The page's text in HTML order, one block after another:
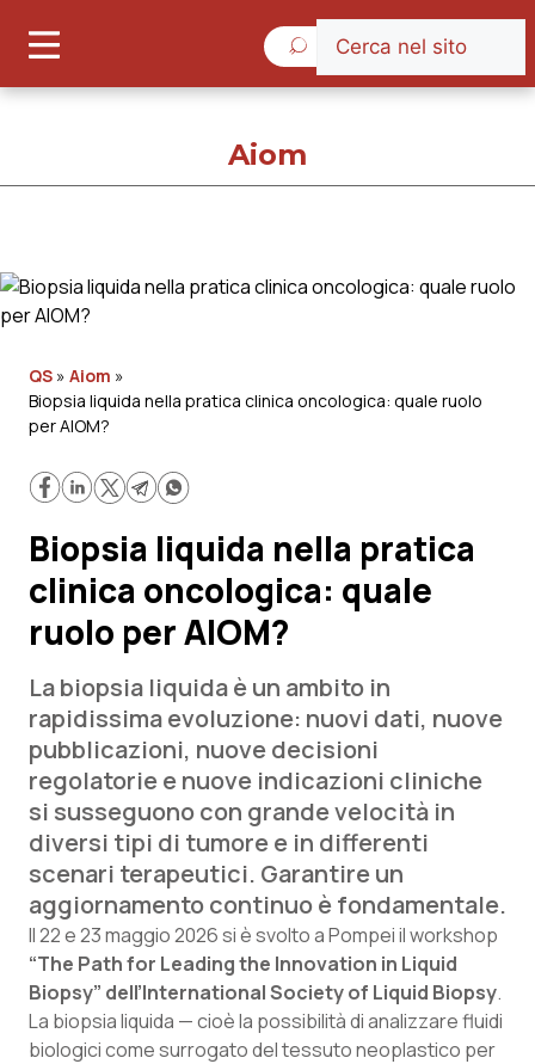
Giovedì 6 Agosto 2026
Governo e Parlamento
Regioni e Asl
Lavoro e Professioni
Scienza e Farmaci
Studi e Analisi
Lettere al direttore
Edizioni Regionali
QS Pro
Professionisti Sanitari.AI
Abruzzo
Basilicata
QS Pro Gold
Artrite & artrosi
QS Club Newsletter
Aiom
QS » Aiom »
Biopsia liquida nella pratica clinica oncologica: quale ruolo
per AIOM?
Biopsia liquida nella pratica
clinica oncologica: quale
ruolo per AIOM?
La biopsia liquida è un ambito in
rapidissima evoluzione: nuovi dati, nuove
pubblicazioni, nuove decisioni
regolatorie e nuove indicazioni cliniche
si susseguono con grande velocità in
diversi tipi di tumore e in differenti
scenari terapeutici. Garantire un
aggiornamento continuo è fondamentale.
Il 22 e 23 maggio 2026 si è svolto a Pompei il workshop
“The Path for Leading the Innovation in Liquid
Biopsy” dell’International Society of Liquid Biopsy.
La biopsia liquida — cioè la possibilità di analizzare fluidi
biologici come surrogato del tessuto neoplastico per